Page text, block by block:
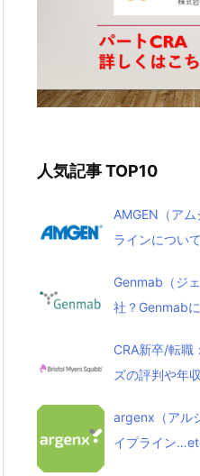
人気記事 TOP10
AMGEN（ア
ラインについ
Genmab（ジ
社？Genmab
CRA新卒/転職
ズの評判や年
argenx（アル
イプライン